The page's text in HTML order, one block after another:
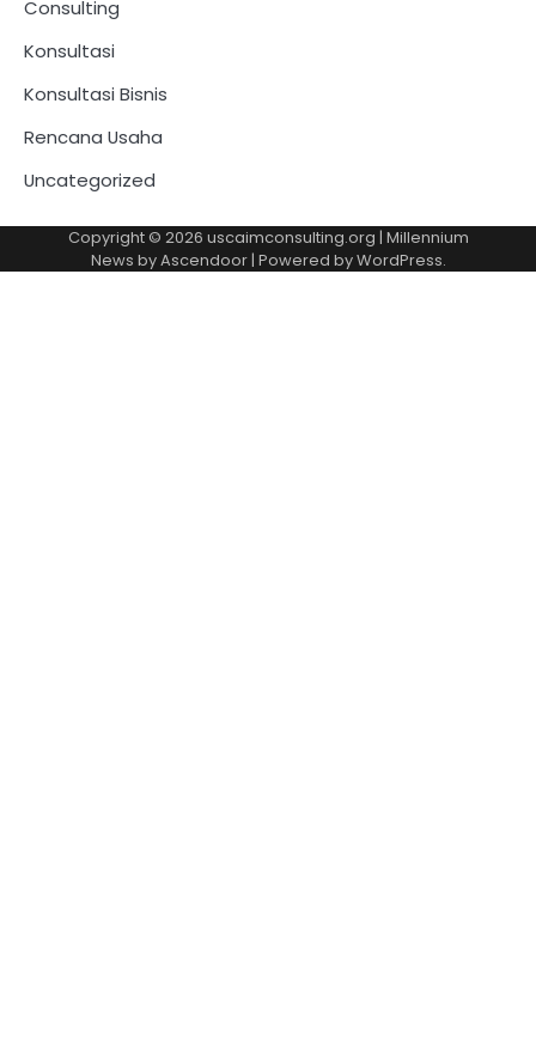
Consulting
Konsultasi
Konsultasi Bisnis
Rencana Usaha
Uncategorized
Copyright © 2026 uscaimconsulting.org | Millennium
News byAscendoor| Powered byWordPress.